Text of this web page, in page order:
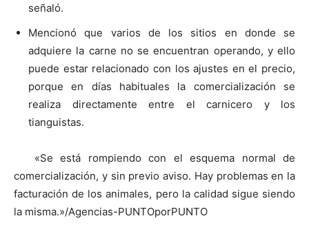
señaló.
Mencionó que varios de los sitios en donde se
adquiere la carne no se encuentran operando, y ello
puede estar relacionado con los ajustes en el precio,
porque en días habituales la comercialización se
realiza directamente entre el carnicero y los
tianguistas.
«Se está rompiendo con el esquema normal de
comercialización, y sin previo aviso. Hay problemas en la
facturación de los animales, pero la calidad sigue siendo
la misma.»/Agencias-PUNTOporPUNTO